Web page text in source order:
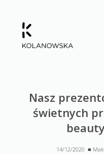
Nasz
świetnych
14/12/2020 ■